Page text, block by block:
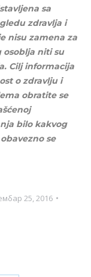
sa
zdravlja i
nisu zamena za
osoblja niti su
Cilj informacija
o zdravlju i
obratite se
bilo kakvog
se
25, 2016